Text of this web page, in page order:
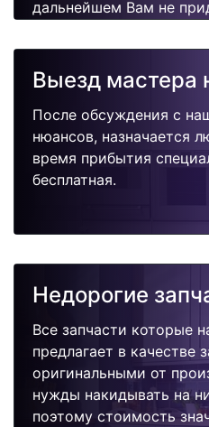
дальнейшем Вам не
поломок.
Выезд мастера
После обсуждения с
нюансов, назначается
время прибытия
бесплатная.
Недорогие
Все запчасти которые
предлагает в качестве
оригинальными от
нужды накидывать на
поэтому стоимость